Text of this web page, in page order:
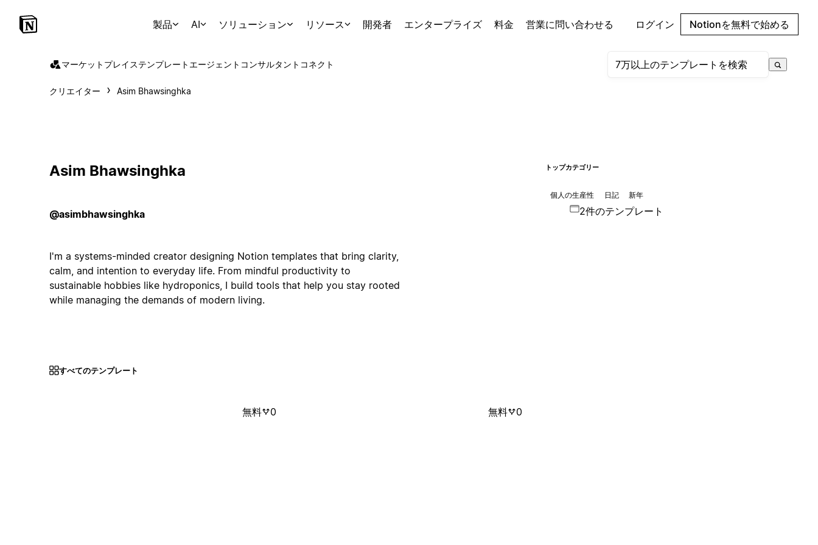
製品 AI ソリューション リソース 開発者 エンタープライズ 料金 営業に問い合わせる ログイン Notionを無料で始める
マーケットプレイステンプレート エージェント コンサルタント コネクト
クリエイター Asim Bhawsinghka
Asim Bhawsinghka
@asimbhawsinghka
I'm a systems-minded creator designing Notion templates that bring clarity,
calm, and intention to everyday life. From mindful productivity to
sustainable hobbies like hydroponics, I build tools that help you stay rooted
while managing the demands of modern living.
トップカテゴリー
個人の生産性 日記 新年
2件のテンプレート
すべてのテンプレート
無料 0 無料 0